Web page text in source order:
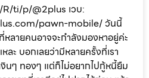
ti/p/@2plus เวบ:
pawn-mobile/ วันนี้
ลายคนอาจจะกำลังมองหาอยู่ค่ะ
ละ บอกเลยว่ามีหลายครั้งที่เรา
งินๆ ทองๆ แต่ก็ไม่อยากไปกู้หนี้ยืม